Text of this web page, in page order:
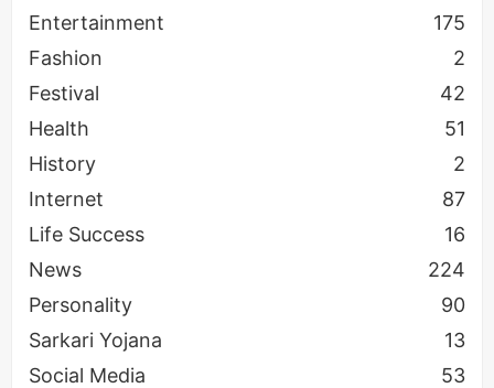
Entertainment
175
Fashion
2
Festival
42
Health
51
History
2
Internet
87
Life Success
16
News
224
Personality
90
Sarkari Yojana
13
Social Media
53